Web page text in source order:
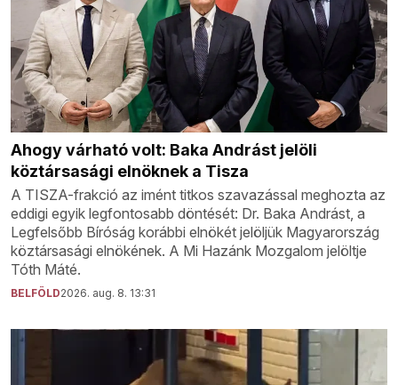
Ahogy várható volt: Baka Andrást jelöli
köztársasági elnöknek a Tisza
A TISZA-frakció az imént titkos szavazással meghozta az
eddigi egyik legfontosabb döntését: Dr. Baka Andrást, a
Legfelsőbb Bíróság korábbi elnökét jelöljük Magyarország
köztársasági elnökének. A Mi Hazánk Mozgalom jelöltje
Tóth Máté.
BELFÖLD2026. aug. 8. 13:31